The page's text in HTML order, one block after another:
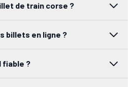
de train corse ?
billets en ligne ?
?